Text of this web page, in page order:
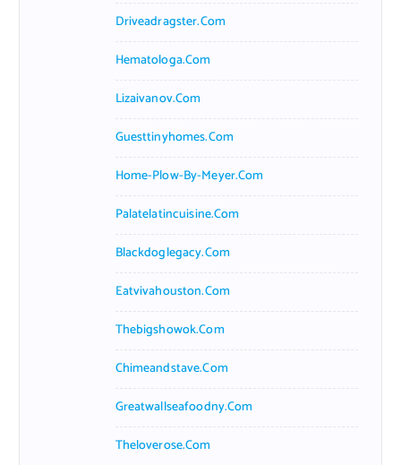
Driveadragster.com
Hematologa.com
Lizaivanov.com
Guesttinyhomes.com
Home-Plow-By-Meyer.com
Palatelatincuisine.com
Blackdoglegacy.com
Eatvivahouston.com
Thebigshowok.com
Chimeandstave.com
Greatwallseafoodny.com
Theloverose.com